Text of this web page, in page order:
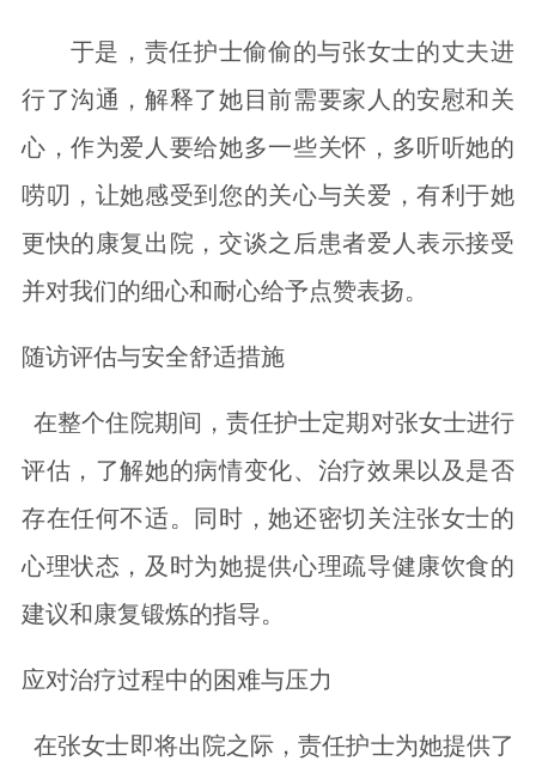
于是，责任护士偷偷的与张女士的丈夫进
行了沟通，解释了她目前需要家人的安慰和关
心，作为爱人要给她多一些关怀，多听听她的
唠叨，让她感受到您的关心与关爱，有利于她
更快的康复出院，交谈之后患者爱人表示接受
并对我们的细心和耐心给予点赞表扬。
随访评估与安全舒适措施
在整个住院期间，责任护士定期对张女士进行
评估，了解她的病情变化、治疗效果以及是否
存在任何不适。同时，她还密切关注张女士的
心理状态，及时为她提供心理疏导健康饮食的
建议和康复锻炼的指导。
应对治疗过程中的困难与压力
在张女士即将出院之际，责任护士为她提供了